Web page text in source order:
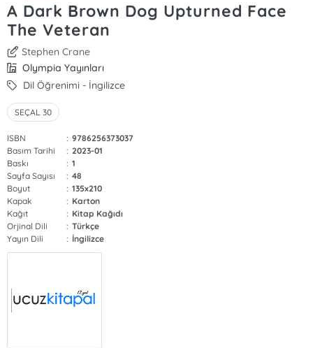
A Dark Brown Dog Upturned Face
The Veteran
Stephen Crane
Olympia Yayınları
Dil Öğrenimi - İngilizce
SEÇAL 30
ISBN : 9786256373037
Basım Tarihi
: 2023-01
Baskı
: 1
Sayfa Sayısı
: 48
Boyut
: 135x210
Kapak
: Karton
Kağıt
: Kitap Kağıdı
Orjinal Dili
: Türkçe
Yayın Dili
: İngilizce